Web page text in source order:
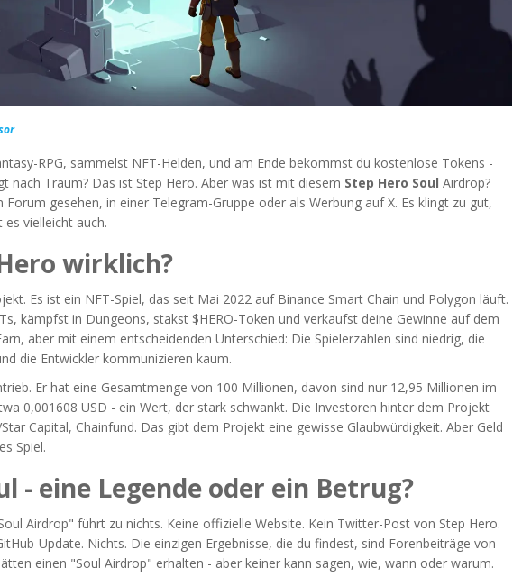
RPG, sammelst NFT-Helden, und am Ende bekommst du kostenlose Tokens -
nach Traum? Das ist Step Hero. Aber was ist mit diesem Step Hero Soul Airdrop?
Forum gesehen, in einer Telegram-Gruppe oder als Werbung auf X. Es klingt zu gut,
vielleicht auch.
wirklich?
Es ist ein NFT-Spiel, das seit Mai 2022 auf Binance Smart Chain und Polygon läuft.
kämpfst in Dungeons, stakst $HERO-Token und verkaufst deine Gewinne auf dem
aber mit einem entscheidenden Unterschied: Die Spielerzahlen sind niedrig, die
die Entwickler kommunizieren kaum.
Er hat eine Gesamtmenge von 100 Millionen, davon sind nur 12,95 Millionen im
0,001608 USD - ein Wert, der stark schwankt. Die Investoren hinter dem Projekt
Capital, Chainfund. Das gibt dem Projekt eine gewisse Glaubwürdigkeit. Aber Geld
Spiel.
- eine Legende oder ein Betrug?
Airdrop" führt zu nichts. Keine offizielle Website. Kein Twitter-Post von Step Hero.
Update. Nichts. Die einzigen Ergebnisse, die du findest, sind Forenbeiträge von
einen "Soul Airdrop" erhalten - aber keiner kann sagen, wie, wann oder warum.